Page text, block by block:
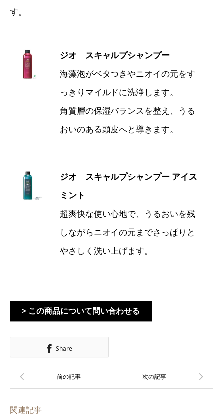
す。
ジオ スキャルプシャンプー
海藻泡がベタつきやニオイの元をす
っきりマイルドに洗浄します。
角質層の保湿バランスを整え、うる
おいのある頭皮へと導きます。
ジオ スキャルプシャンプー アイス
ミント
超爽快な使い心地で、うるおいを残
しながらニオイの元までさっぱりと
やさしく洗い上げます。
> この商品について問い合わせる
Share
関連記事